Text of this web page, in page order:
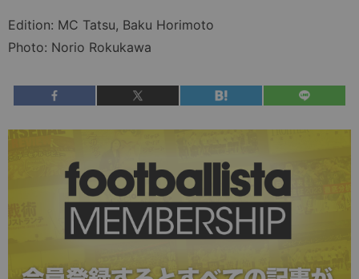
Edition: MC Tatsu, Baku Horimoto
Photo: Norio Rokukawa